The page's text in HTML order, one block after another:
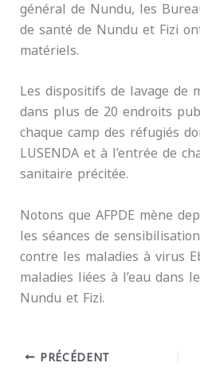
général de Nundu, les
de santé de Nundu et Fizi
matériels.
Les dispositifs de lavage de
dans plus de 20 endroits
chaque camp des réfugiés
LUSENDA et à l’entrée de
sanitaire précitée.
Notons que AFPDE mène
les séances de
contre les maladies à virus
maladies liées à l’eau dans
Nundu et Fizi.
PRÉCÉDENT